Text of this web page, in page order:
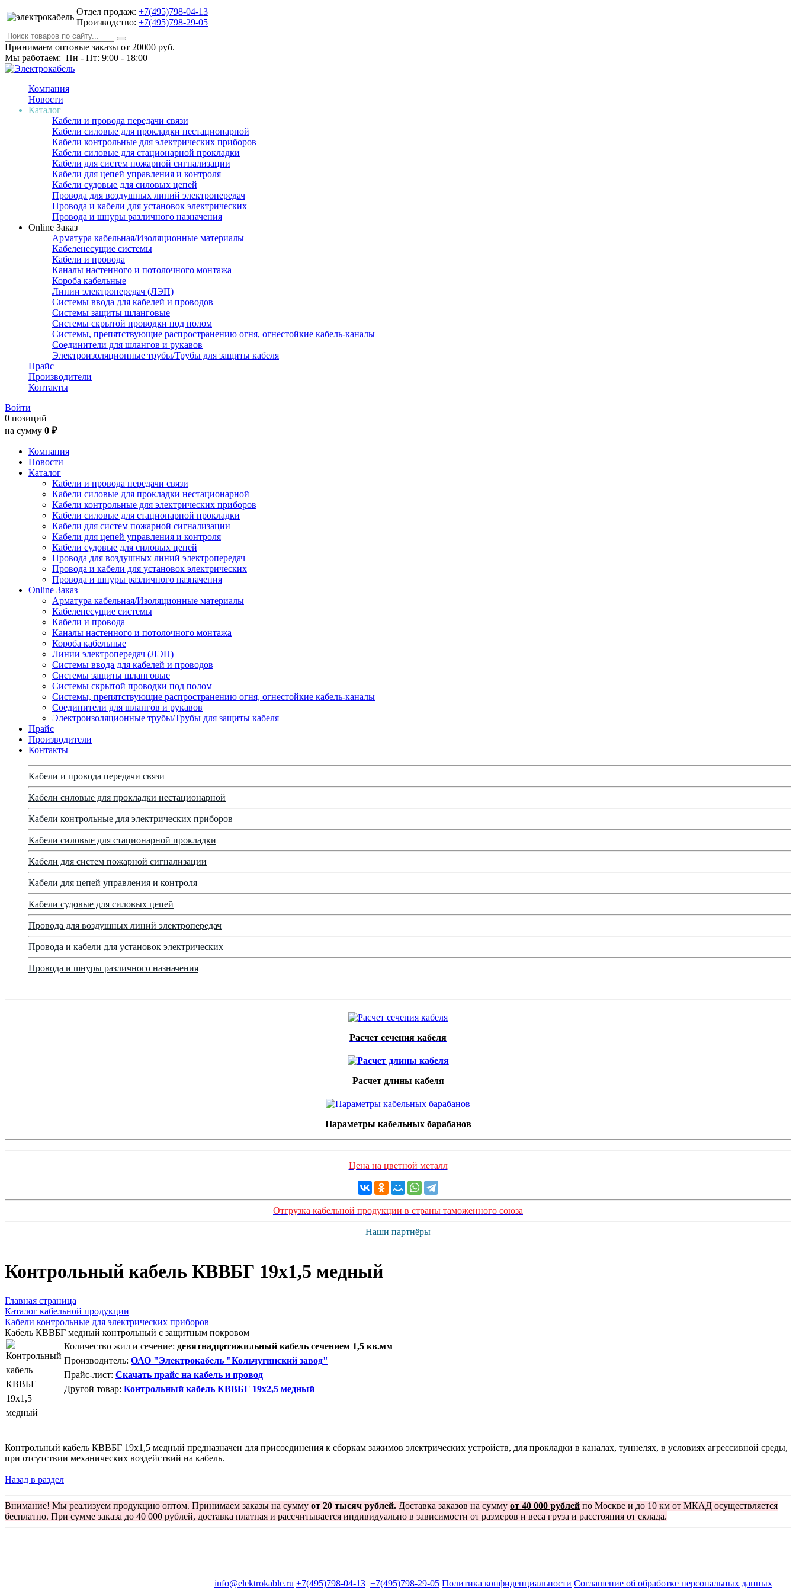
Отдел продаж: +7(495)798-04-13
Производство: +7(495)798-29-05
Принимаем оптовые заказы от 20000 руб.
Мы работаем: Пн - Пт: 9:00 - 18:00
Компания
Новости
Каталог
Кабели и провода передачи связи
Кабели силовые для прокладки нестационарной
Кабели контрольные для электрических приборов
Кабели силовые для стационарной прокладки
Кабели для систем пожарной сигнализации
Кабели для цепей управления и контроля
Кабели судовые для силовых цепей
Провода для воздушных линий электропередач
Провода и кабели для установок электрических
Провода и шнуры различного назначения
Online Заказ
Арматура кабельная/Изоляционные материалы
Кабеленесущие системы
Кабели и провода
Каналы настенного и потолочного монтажа
Короба кабельные
Линии электропередач (ЛЭП)
Системы ввода для кабелей и проводов
Системы защиты шланговые
Системы скрытой проводки под полом
Системы, препятствующие распространению огня, огнестойкие кабель-каналы
Соединители для шлангов и рукавов
Электроизоляционные трубы/Трубы для защиты кабеля
Прайс
Производители
Контакты
Войти
0 позиций
на сумму 0 ₽
Компания
Новости
Каталог
Кабели и провода передачи связи
Кабели силовые для прокладки нестационарной
Кабели контрольные для электрических приборов
Кабели силовые для стационарной прокладки
Кабели для систем пожарной сигнализации
Кабели для цепей управления и контроля
Кабели судовые для силовых цепей
Провода для воздушных линий электропередач
Провода и кабели для установок электрических
Провода и шнуры различного назначения
Online Заказ
Арматура кабельная/Изоляционные материалы
Кабеленесущие системы
Кабели и провода
Каналы настенного и потолочного монтажа
Короба кабельные
Линии электропередач (ЛЭП)
Системы ввода для кабелей и проводов
Системы защиты шланговые
Системы скрытой проводки под полом
Системы, препятствующие распространению огня, огнестойкие кабель-каналы
Соединители для шлангов и рукавов
Электроизоляционные трубы/Трубы для защиты кабеля
Прайс
Производители
Контакты
Кабели и провода передачи связи
Кабели силовые для прокладки нестационарной
Кабели контрольные для электрических приборов
Кабели силовые для стационарной прокладки
Кабели для систем пожарной сигнализации
Кабели для цепей управления и контроля
Кабели судовые для силовых цепей
Провода для воздушных линий электропередач
Провода и кабели для установок электрических
Провода и шнуры различного назначения
Расчет сечения кабеля
Расчет длины кабеля
Параметры кабельных барабанов
Цена на цветной металл
Отгрузка кабельной продукции в страны таможенного союза
Наши партнёры
Контрольный кабель КВВБГ 19х1,5 медный
Главная страница
Каталог кабельной продукции
Кабели контрольные для электрических приборов
Кабель КВВБГ медный контрольный с защитным покровом
Количество жил и сечение: девятнадцатижильный кабель сечением 1,5 кв.мм
Производитель: ОАО "Электрокабель "Кольчугинский завод"
Прайс-лист: Скачать прайс на кабель и провод
Другой товар: Контрольный кабель КВВБГ 19х2,5 медный
Контрольный кабель КВВБГ 19х1,5 медный предназначен для присоединения к сборкам зажимов электрических устройств, для прокладки в каналах, туннелях, в условиях агрессивной среды,
при отсутствии механических воздействий на кабель.
Назад в раздел
Внимание! Мы реализуем продукцию оптом. Принимаем заказы на сумму от 20 тысяч рублей. Доставка заказов на сумму от 40 000 рублей по Москве и до 10 км от МКАД осуществляется
бесплатно. При сумме заказа до 40 000 рублей, доставка платная и рассчитывается индивидуально в зависимости от размеров и веса груза и расстояния от склада.
info@elektrokable.ru +7(495)798-04-13 +7(495)798-29-05 Политика конфиденциальности Соглашение об обработке персональных данных